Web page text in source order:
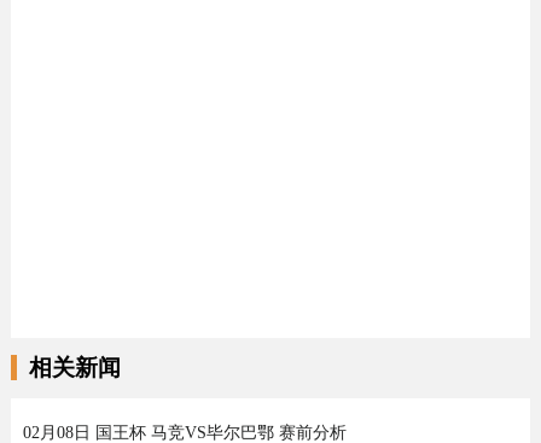
相关新闻
02月08日 国王杯 马竞VS毕尔巴鄂 赛前分析